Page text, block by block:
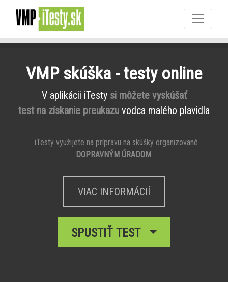
VMP skúška - testy online
V aplikácii iTesty si môžete vyskúšať
test na získanie preukazu vodca malého plavidla
iTesty využijete na prípravu na skúšky organizované
DOPRAVNÝM ÚRADOM.
VIAC INFORMÁCIÍ
SPUSTIŤ TEST